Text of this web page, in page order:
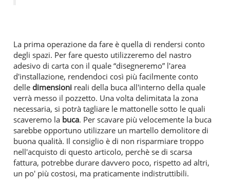
La prima operazione da fare è quella di rendersi conto
degli spazi. Per fare questo utilizzeremo del nastro
adesivo di carta con il quale “disegneremo” l'area
d'installazione, rendendoci così più facilmente conto
delle dimensioni reali della buca all'interno della quale
verrà messo il pozzetto. Una volta delimitata la zona
necessaria, si potrà tagliare le mattonelle sotto le quali
scaveremo la buca. Per scavare più velocemente la buca
sarebbe opportuno utilizzare un martello demolitore di
buona qualità. Il consiglio è di non risparmiare troppo
nell'acquisto di questo articolo, perchè se di scarsa
fattura, potrebbe durare davvero poco, rispetto ad altri,
un po' più costosi, ma praticamente indistruttibili.